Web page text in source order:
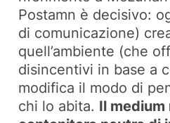
Postamn è decisivo:
di comunicazione)
quell’ambiente (che
disincentivi in base a
modifica il modo di
chi lo abita. Il medium